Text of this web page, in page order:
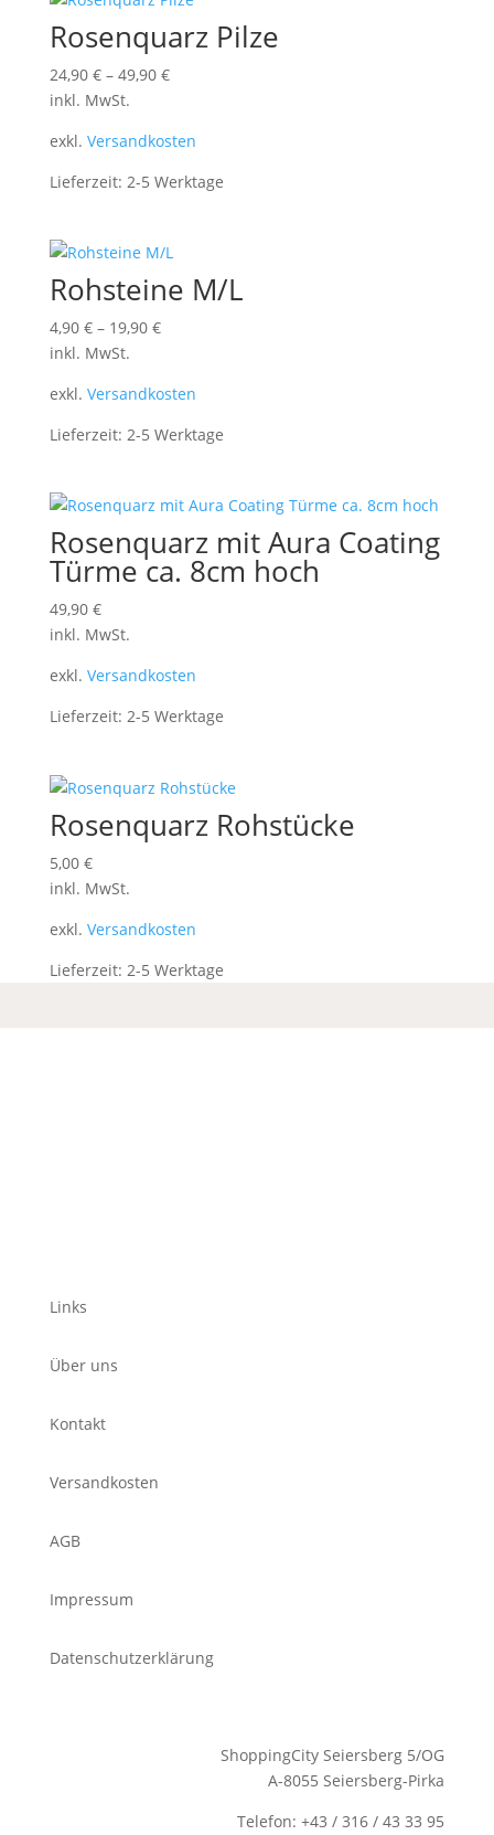
Rosenquarz Pilze
24,90 €– 49,90 €
inkl. MwSt.
exkl. Versandkosten
Lieferzeit: 2-5 Werktage
Rohsteine M/L
4,90 €– 19,90 €
inkl. MwSt.
exkl. Versandkosten
Lieferzeit: 2-5 Werktage
Rosenquarz mit Aura Coating
Türme ca. 8cm hoch
49,90 €
inkl. MwSt.
exkl. Versandkosten
Lieferzeit: 2-5 Werktage
Rosenquarz Rohstücke
5,00 €
inkl. MwSt.
exkl. Versandkosten
Lieferzeit: 2-5 Werktage
Links
Über uns
Kontakt
Versandkosten
AGB
Impressum
Datenschutzerklärung
ShoppingCity Seiersberg 5/OG
A-8055 Seiersberg-Pirka
Telefon: +43 / 316 / 43 33 95